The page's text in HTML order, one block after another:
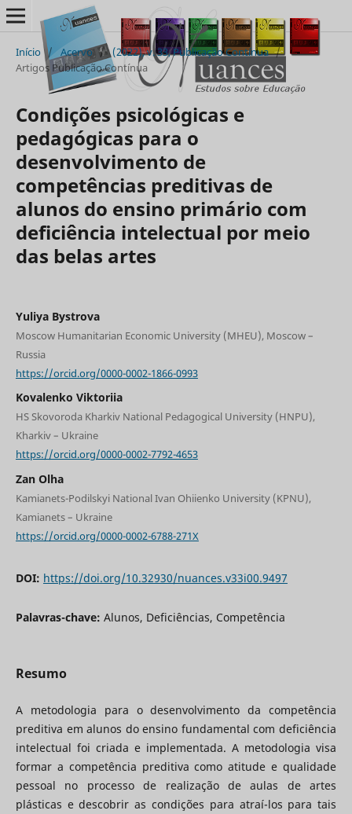
Início / Acervo / (2022), v. 33, Publicação Contínua /
Artigos Publicação Contínua
Condições psicológicas e
pedagógicas para o
desenvolvimento de
competências preditivas de
alunos do ensino primário com
deficiência intelectual por meio
das belas artes
Yuliya Bystrova
Moscow Humanitarian Economic University (MHEU), Moscow –
Russia
https://orcid.org/0000-0002-1866-0993
Kovalenko Viktoriia
HS Skovoroda Kharkiv National Pedagogical University (HNPU),
Kharkiv – Ukraine
https://orcid.org/0000-0002-7792-4653
Zan Olha
Kamianets-Podіlskyi National Ivan Ohiienko University (KPNU),
Kamianets – Ukraine
https://orcid.org/0000-0002-6788-271X
DOI: https://doi.org/10.32930/nuances.v33i00.9497
Palavras-chave: Alunos, Deficiências, Competência
Resumo
A metodologia para o desenvolvimento da competência
preditiva em alunos do ensino fundamental com deficiência
intelectual foi criada e implementada. A metodologia visa
formar a competência preditiva como atitude e qualidade
pessoal no processo de realização de aulas de artes
plásticas e descobrir as condições para atraí-los para tais